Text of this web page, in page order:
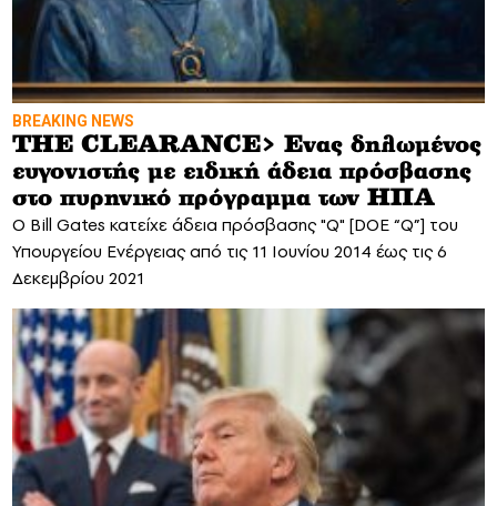
BREAKING NEWS
THE CLEARANCE> Eνας δηλωμένος
ευγονιστής με ειδική άδεια πρόσβασης
στο πυρηνικό πρόγραμμα των ΗΠΑ
O Bill Gates κατείχε άδεια πρόσβασης "Q" [DOE “Q”] του
Υπουργείου Ενέργειας από τις 11 Ιουνίου 2014 έως τις 6
Δεκεμβρίου 2021